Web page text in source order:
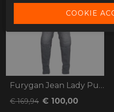
Furygan Jean Lady Purdey
€ 169,94 € 100,00